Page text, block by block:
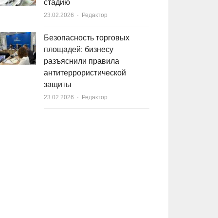
стадию
23.02.2026 Author
Редактор
Безопасность торговых
площадей: бизнесу
разъяснили правила
антитеррористической
защиты
23.02.2026 Author
Редактор